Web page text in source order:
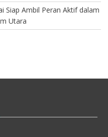
Siap Ambil Peran Aktif dalam
Utara